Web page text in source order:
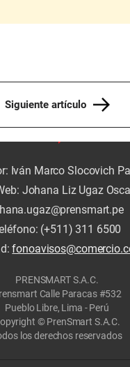
Siguiente artículo
Iván Marco Slocovich
Johana Liz Ugaz
(+511) 311 6500
PRENSMART S.A.C.
Calle Paracas #532
Pueblo Libre, Lima - Perú
© PrenSmart S.A.C.
los derechos reservados